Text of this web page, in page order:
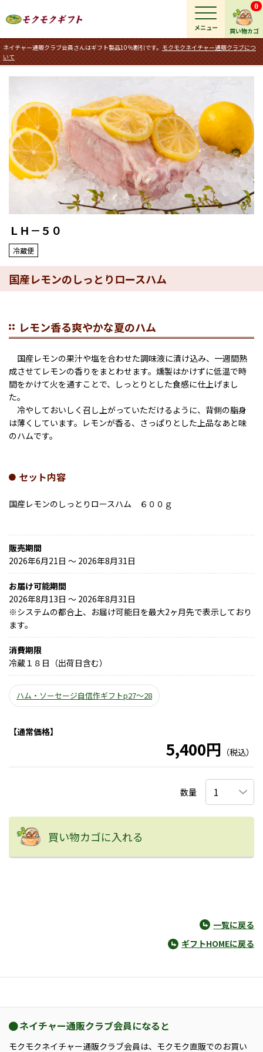
買い物カゴ
0
ネイチャー通販クラブ会員さんはギフト製品10％割引です。 モクモクネイチャー通販クラブにつ
いて
メニュー
ＬＨ－５０
冷蔵便
国産レモンのしっとりロースハム
レモン香る爽やかな夏のハム
国産レモンの果汁や塩を合わせた調味液に漬け込み、一週間熟
成させてレモンの香りをまとわせます。燻製はかけずに低温で時
間をかけて火を通すことで、しっとりとした食感に仕上げまし
た。
冷やしておいしく召し上がっていただけるように、背側の脂身
は薄くしています。レモンが香る、さっぱりとした上品なあと味
のハムです。
セット内容
国産レモンのしっとりロースハム ６００ｇ
販売期間
2026年6月21日 〜 2026年8月31日
お届け可能期間
2026年8月13日 ～ 2026年8月31日
※システムの都合上、お届け可能日を最大2ヶ月先で表示しており
ます。
消費期限
冷蔵１８日（出荷日含む）
ハム・ソーセージ自信作ギフトp27～28
【通常価格】
5,400円 （税込）
数量
買い物カゴに入れる
一覧に戻る
ギフトHOMEに戻る
ネイチャー通販クラブ会員になると
モクモクネイチャー通販クラブ会員は、モクモク直販でのお買い